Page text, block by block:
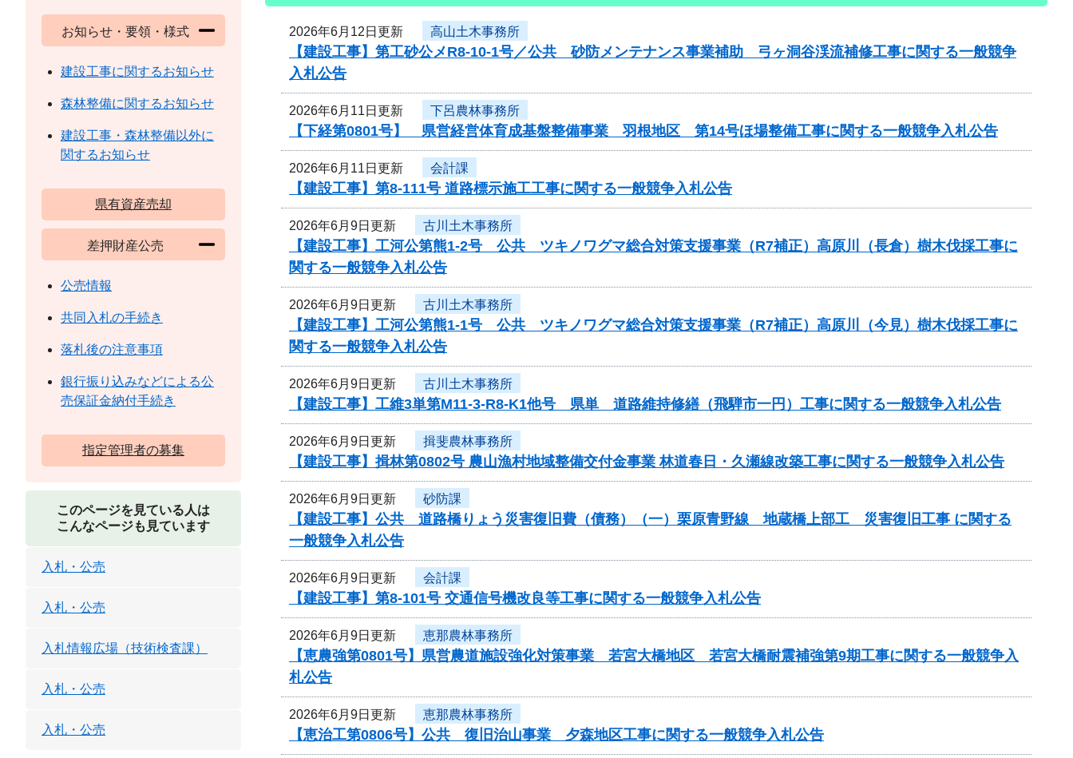
2026年6月12日更新 高山土木事務所
【建設工事】第工砂公メR8-10-1号／公共 砂防メンテナンス事業補助 弓ヶ洞谷渓流補修工事に関する一般競争
入札公告
2026年6月11日更新 下呂農林事務所
【下経第0801号】 県営経営体育成基盤整備事業 羽根地区 第14号ほ場整備工事に関する一般競争入札公告
2026年6月11日更新 会計課
【建設工事】第8-111号 道路標示施工工事に関する一般競争入札公告
2026年6月9日更新 古川土木事務所
【建設工事】工河公第熊1-2号 公共 ツキノワグマ総合対策支援事業（R7補正）高原川（長倉）樹木伐採工事に
関する一般競争入札公告
2026年6月9日更新 古川土木事務所
【建設工事】工河公第熊1-1号 公共 ツキノワグマ総合対策支援事業（R7補正）高原川（今見）樹木伐採工事に
関する一般競争入札公告
2026年6月9日更新 古川土木事務所
【建設工事】工維3単第M11-3-R8-K1他号 県単 道路維持修繕（飛騨市一円）工事に関する一般競争入札公告
2026年6月9日更新 揖斐農林事務所
【建設工事】揖林第0802号 農山漁村地域整備交付金事業 林道春日・久瀬線改築工事に関する一般競争入札公告
2026年6月9日更新 砂防課
【建設工事】公共 道路橋りょう災害復旧費（債務）（一）栗原青野線 地蔵橋上部工 災害復旧工事 に関する
一般競争入札公告
2026年6月9日更新 会計課
【建設工事】第8-101号 交通信号機改良等工事に関する一般競争入札公告
2026年6月9日更新 恵那農林事務所
【恵農強第0801号】県営農道施設強化対策事業 若宮大橋地区 若宮大橋耐震補強第9期工事に関する一般競争入
札公告
2026年6月9日更新 恵那農林事務所
【恵治工第0806号】公共 復旧治山事業 夕森地区工事に関する一般競争入札公告
お知らせ・要領・様式
建設工事に関するお知らせ
森林整備に関するお知らせ
建設工事・森林整備以外に
関するお知らせ
県有資産売却
差押財産公売
公売情報
共同入札の手続き
落札後の注意事項
銀行振り込みなどによる公
売保証金納付手続き
指定管理者の募集
このページを見ている人は
こんなページも見ています
入札・公売
入札・公売
入札情報広場（技術検査課）
入札・公売
入札・公売